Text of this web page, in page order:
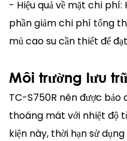
- Hiệu quả về mặt chi
phần giảm chi phí tổng
mủ cao su cần thiết để
Môi trường lưu
TC-S750R nên được
thoáng mát với nhiệt độ
kiện này, thời hạn sử